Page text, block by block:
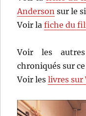
Anderson sur le
Voir lafiche du
Voir les
chroniqués sur
Voir leslivres sur